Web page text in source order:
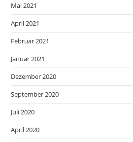
Mai 2021
April 2021
Februar 2021
Januar 2021
Dezember 2020
September 2020
Juli 2020
April 2020